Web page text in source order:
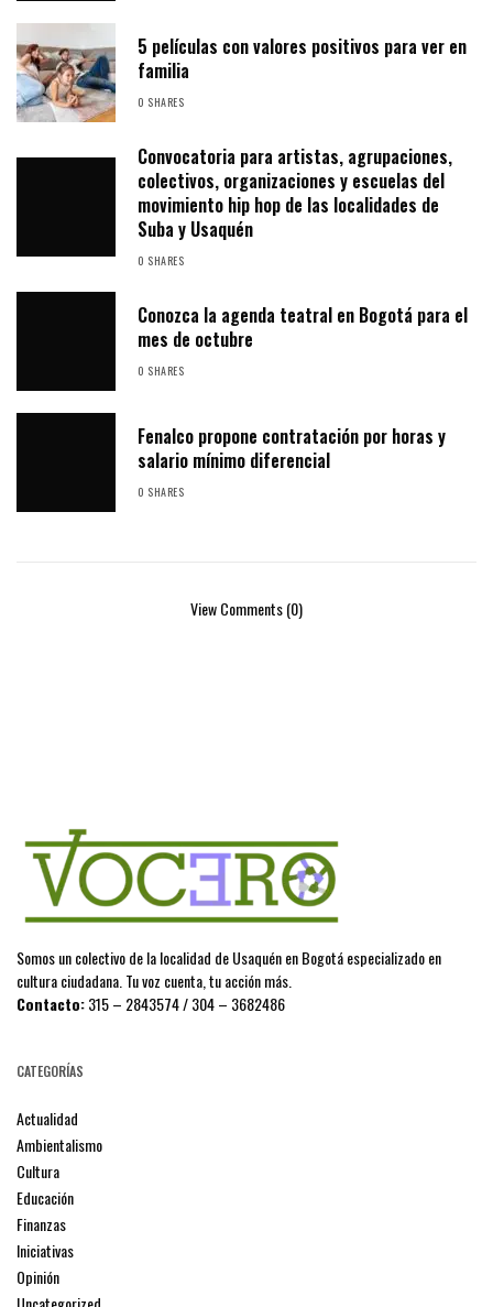
5 películas con valores positivos para ver en
familia
0 SHARES
Convocatoria para artistas, agrupaciones,
colectivos, organizaciones y escuelas del
movimiento hip hop de las localidades de
Suba y Usaquén
0 SHARES
Conozca la agenda teatral en Bogotá para el
mes de octubre
0 SHARES
Fenalco propone contratación por horas y
salario mínimo diferencial
0 SHARES
View Comments (0)
Somos un colectivo de la localidad de Usaquén en Bogotá especializado en
cultura ciudadana. Tu voz cuenta, tu acción más.
Contacto:315 – 2843574 / 304 – 3682486
CATEGORÍAS
Actualidad
Ambientalismo
Cultura
Educación
Finanzas
Iniciativas
Opinión